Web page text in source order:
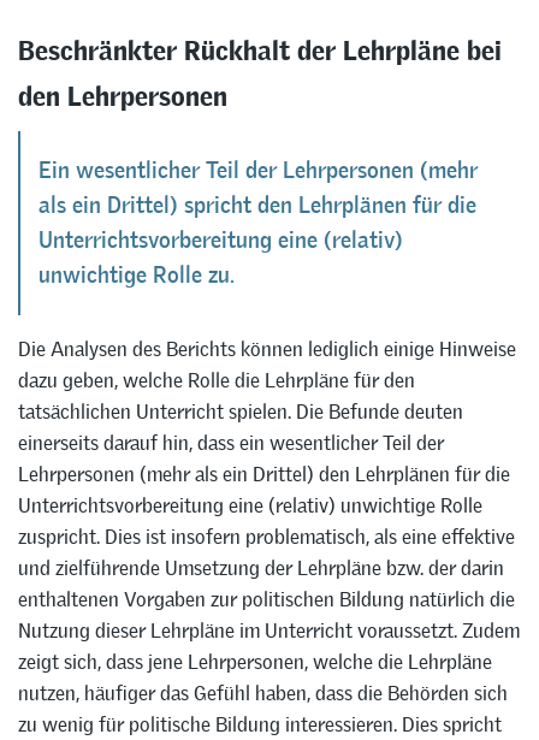
Beschränkter Rückhalt der Lehrpläne bei
den Lehrpersonen
Ein wesentlicher Teil der Lehrpersonen (mehr
als ein Drittel) spricht den Lehrplänen für die
Unterrichtsvorbereitung eine (relativ)
unwichtige Rolle zu.
Die Analysen des Berichts können lediglich einige Hinweise
dazu geben, welche Rolle die Lehrpläne für den
tatsächlichen Unterricht spielen. Die Befunde deuten
einerseits darauf hin, dass ein wesentlicher Teil der
Lehrpersonen (mehr als ein Drittel) den Lehrplänen für die
Unterrichtsvorbereitung eine (relativ) unwichtige Rolle
zuspricht. Dies ist insofern problematisch, als eine effektive
und zielführende Umsetzung der Lehrpläne bzw. der darin
enthaltenen Vorgaben zur politischen Bildung natürlich die
Nutzung dieser Lehrpläne im Unterricht voraussetzt. Zudem
zeigt sich, dass jene Lehrpersonen, welche die Lehrpläne
nutzen, häufiger das Gefühl haben, dass die Behörden sich
zu wenig für politische Bildung interessieren. Dies spricht